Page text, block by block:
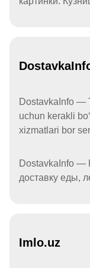
DostavkaInfo —
uchun kerakli
xizmatlari bor
DostavkaInfo —
доставку еды,
Imlo.uz